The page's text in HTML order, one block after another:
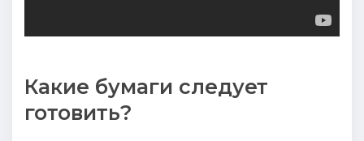
Какие бумаги следует
готовить?